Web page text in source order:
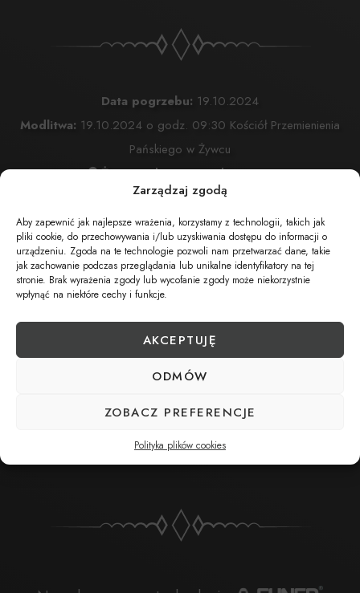
Zarządzaj zgodą
Aby zapewnić jak najlepsze wrażenia, korzystamy z technologii, takich jak
pliki cookie, do przechowywania i/lub uzyskiwania dostępu do informacji o
urządzeniu. Zgoda na te technologie pozwoli nam przetwarzać dane, takie
jak zachowanie podczas przeglądania lub unikalne identyfikatory na tej
stronie. Brak wyrażenia zgody lub wycofanie zgody może niekorzystnie
wpłynąć na niektóre cechy i funkcje.
AKCEPTUJĘ
ODMÓW
ZOBACZ PREFERENCJE
Polityka plików cookies
Data pogrzebu: 19.10.2024
Modlitwa: 19.10.2024 o godz. 09:30 Kościół Przemienienia
Pańskiego w Żywcu
Żywiec, ul. Komonieckiego 26
19.10.2024 o godz. 10:00 Kościół
Przemienienia Pańskiego w Żywcu
Żywiec, ul. Komonieckiego 26
Wyprowadzenie do grobu o godz.11:00
Cmentarz:Cmentarz Przmienienia Pańskiego w Żywcu
Żywiec, ul. Komonieckiego 26
POBIERZ POWIADOMIENIE SMS